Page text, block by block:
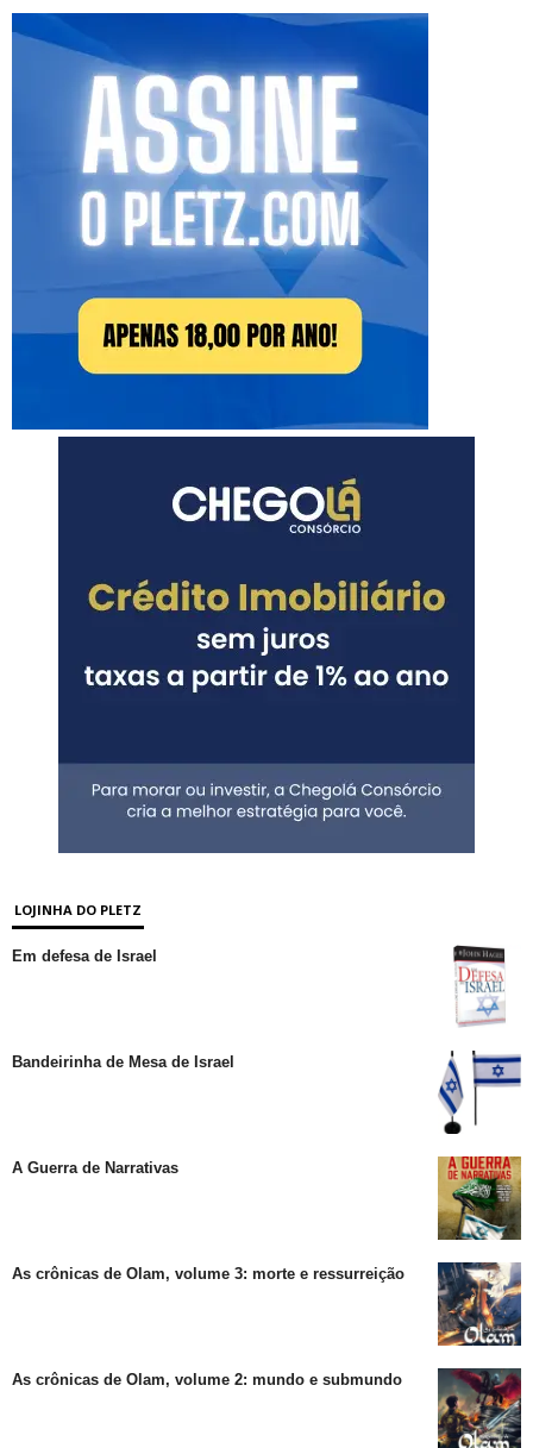
LOJINHA DO PLETZ
Em defesa de Israel
Bandeirinha de Mesa de Israel
A Guerra de Narrativas
As crônicas de Olam, volume 3: morte e ressurreição
As crônicas de Olam, volume 2: mundo e submundo